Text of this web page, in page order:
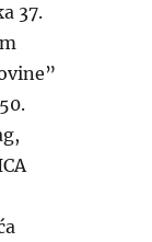
37.